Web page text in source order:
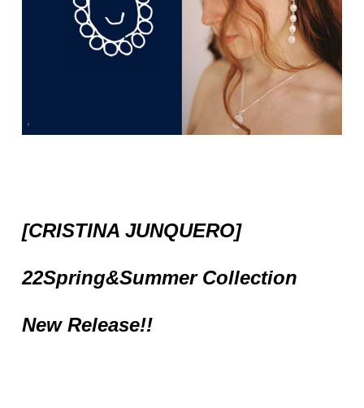
[CRISTINA JUNQUERO]
22Spring&Summer Collection
New Release!!